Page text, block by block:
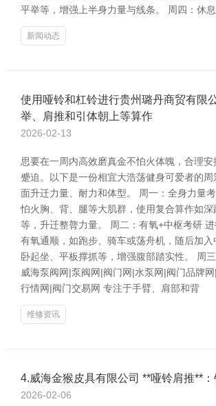
平举等，增强上半身力量与线条。 周四：休
新闻动态
使用哑铃和杠铃进行贵州璐丹商贸有限
举、肩推和引体朝上等算作
2026-02-13
思要在一周内高效磨真金不怕火体魄，合理
蹙迫。以下是一份相宜大浩荡健身可爱者的周
面升迁力量、耐力和体型。 周一：全身力量
怕火胸、背、腿等大肌群，使用复合算作如深
等，升迁整膂力量。 周二：有氧+中枢考研
有氧通顺，如跑步、骑车或荡舟机，随后加
卧起坐、平板撑抓等，增强腹部踏实性。 周
威海泵阀网|泵阀网|阀门网|水泵网|阀门品牌
行情网|阀门交易网 专注于手臂、肩部和背
维修资讯
4.威海金猴皮具有限公司 **哑铃肩推**
2026-02-06